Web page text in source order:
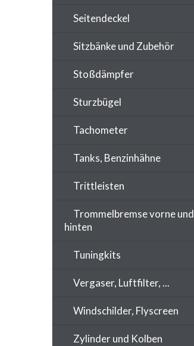
Seitendeckel
Sitzbänke und Zubehör
Stoßdämpfer
Sturzbügel
Tachometer
Tanks, Benzinhähne
Trittleisten
Trommelbremse vorne und
hinten
Tuningkits
Vergaser, Luftfilter, ...
Windschilder, Flyscreen
Zylinder und Kolben